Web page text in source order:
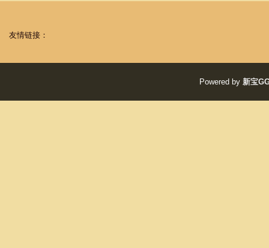
友情链接：
Powered by 新宝